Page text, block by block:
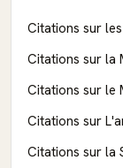
Citations sur
Citations sur la
Citations sur le
Citations sur
Citations sur la